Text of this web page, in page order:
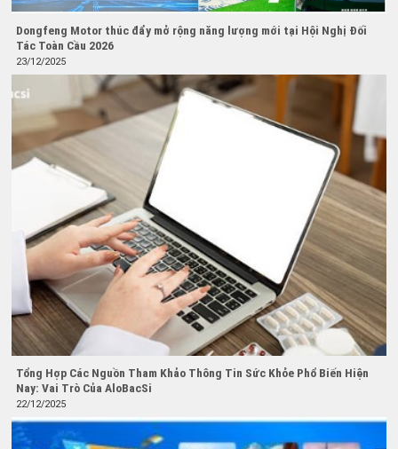
Dongfeng Motor thúc đẩy mở rộng năng lượng mới tại Hội Nghị Đối
Tác Toàn Cầu 2026
23/12/2025
Tổng Hợp Các Nguồn Tham Khảo Thông Tin Sức Khỏe Phổ Biến Hiện
Nay: Vai Trò Của AloBacSi
22/12/2025